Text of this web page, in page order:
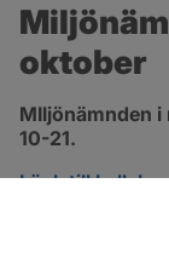
oktober
MIljönämnden
10-21.
Länk till kallelse